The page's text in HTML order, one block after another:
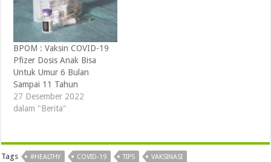
BPOM : Vaksin COVID-19
Pfizer Dosis Anak Bisa
Untuk Umur 6 Bulan
Sampai 11 Tahun
27 Desember 2022
dalam "Berita"
Tags #HEALTHY COVID-19 TIPS VAKSINASI